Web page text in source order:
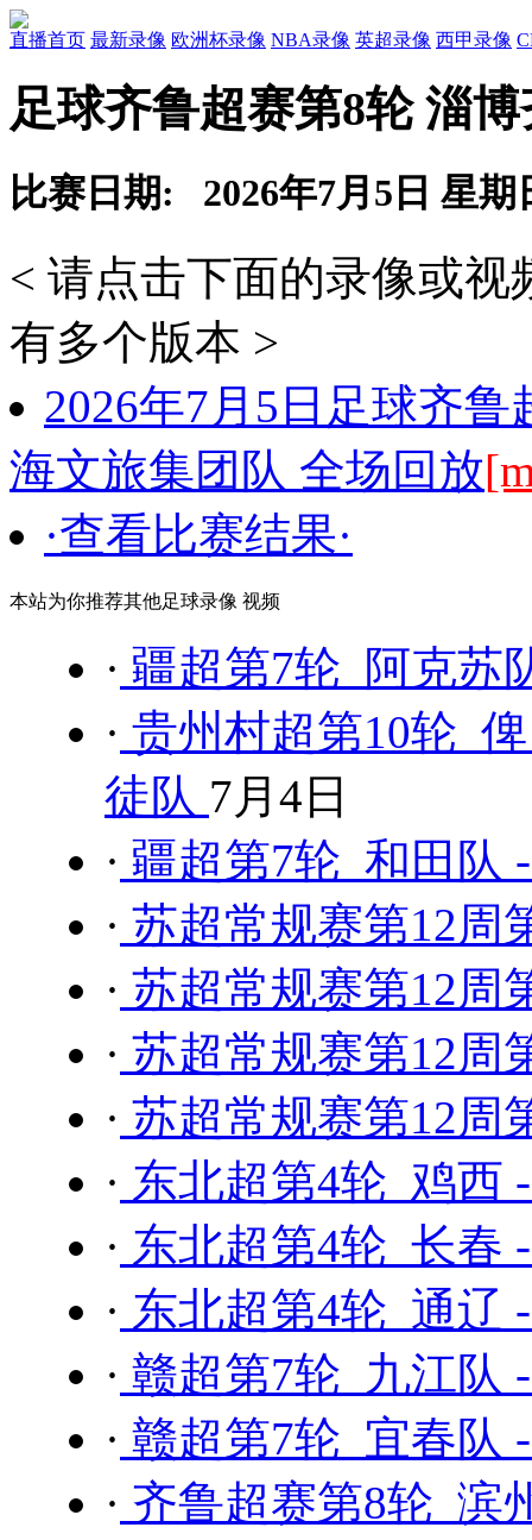
直播首页 最新录像 欧洲杯录像 NBA录像 英超录像 西甲录像
足球齐鲁超赛第8轮 淄
比赛日期: 2026年7月5日 星期
< 请点击下面的录像或
有多个版本 >
2026年7月5日足球齐
海文旅集团队 全场回放
·查看比赛结果·
本站为你推荐其他足球录像 视频
· 疆超第7轮 阿克苏
· 贵州村超第10轮
徒队 7月4日
· 疆超第7轮 和田队
· 苏超常规赛第12
· 苏超常规赛第12
· 苏超常规赛第12
· 苏超常规赛第12
· 东北超第4轮 鸡西
· 东北超第4轮 长春
· 东北超第4轮 通辽
· 赣超第7轮 九江队
· 赣超第7轮 宜春队
· 齐鲁超赛第8轮 滨